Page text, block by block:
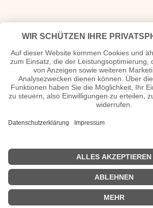
<<Das geschah 1957|Das geschah
| © 2013–2026 was-war-wann.de. Alle Rechte